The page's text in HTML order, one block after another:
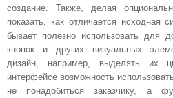
создание. Также, делая
показать, как отличается исходная
бывает полезно использовать для
кнопок и других визуальных
дизайн, например, выделять их
интерфейсе возможность
не понадобиться заказчику, а